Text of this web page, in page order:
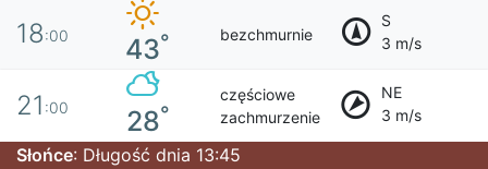
18:00 43° bezchmurnie
S
3 m/s
21 :00 28°
częściowe
zachmurzenie
NE
3 m/s
Słońce: Długość dnia 13:45